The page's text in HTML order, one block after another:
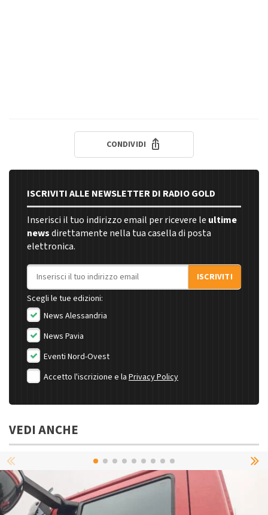
CONDIVIDI
ISCRIVITI ALLE NEWSLETTER DI RADIO GOLD
Inserisci il tuo indirizzo email per ricevere le ultime
newsdirettamente nella tua casella di posta
elettronica.
Indirizzo email
ISCRIVITI
Scegli le tue edizioni:
News Alessandria
News Pavia
Eventi Nord-Ovest
Accetto l'iscrizione e la Privacy Policy
VEDI ANCHE